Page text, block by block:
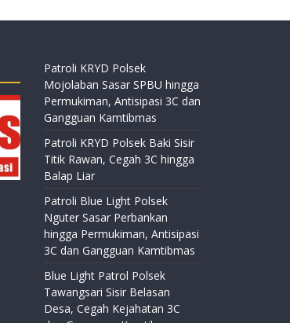
Patroli KRYD Polsek
Mojolaban Sasar SPBU hingga
Permukiman, Antisipasi 3C dan
Gangguan Kamtibmas
Patroli KRYD Polsek Baki Sisir
Titik Rawan, Cegah 3C hingga
Balap Liar
Patroli Blue Light Polsek
Nguter Sasar Perbankan
hingga Permukiman, Antisipasi
3C dan Gangguan Kamtibmas
Blue Light Patrol Polsek
Tawangsari Sisir Belasan
Desa, Cegah Kejahatan 3C